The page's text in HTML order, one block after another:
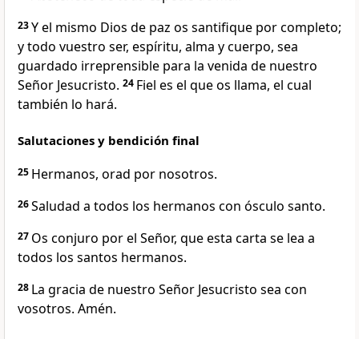
23Y el mismo Dios de paz os santifique por completo;
y todo vuestro ser, espíritu, alma y cuerpo, sea
guardado irreprensible para la venida de nuestro
Señor Jesucristo. 24 Fiel es el que os llama, el cual
también lo hará.
Salutaciones y bendición final
25 Hermanos, orad por nosotros.
26Saludad a todos los hermanos con ósculo santo.
27 Os conjuro por el Señor, que esta carta se lea a
todos los santos hermanos.
28 La gracia de nuestro Señor Jesucristo sea con
vosotros. Amén.